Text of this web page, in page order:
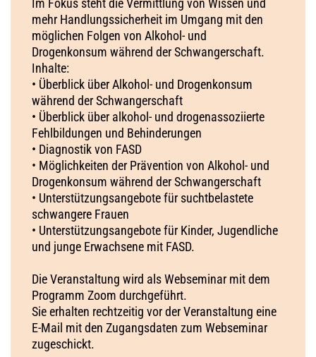
Im Fokus steht die Vermittlung von Wissen und
mehr Handlungssicherheit im Umgang mit den
möglichen Folgen von Alkohol- und
Drogenkonsum während der Schwangerschaft.
Inhalte:
• Überblick über Alkohol- und Drogenkonsum
während der Schwangerschaft
• Überblick über alkohol- und drogenassoziierte
Fehlbildungen und Behinderungen
• Diagnostik von FASD
• Möglichkeiten der Prävention von Alkohol- und
Drogenkonsum während der Schwangerschaft
• Unterstützungsangebote für suchtbelastete
schwangere Frauen
• Unterstützungsangebote für Kinder, Jugendliche
und junge Erwachsene mit FASD.
Die Veranstaltung wird als Webseminar mit dem
Programm Zoom durchgeführt.
Sie erhalten rechtzeitig vor der Veranstaltung eine
E-Mail mit den Zugangsdaten zum Webseminar
zugeschickt.